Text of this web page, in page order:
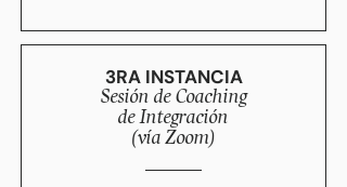
3RA INSTANCIA
Sesión de Coaching
de Integración
(vía Zoom)